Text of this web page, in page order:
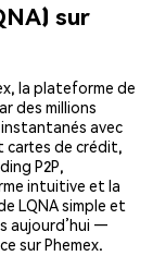
sur
la plateforme de
des millions
avec
cartes de crédit,
P2P,
intuitive et la
LQNA simple et
aujourd’hui —
sur Phemex.